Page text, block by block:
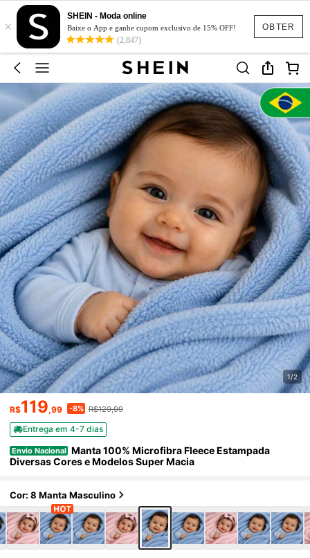
OBTER
×
SHEIN - Moda online
Baixe o App e ganhe cupom exclusivo de 15% OFF!
(2,847)
1/2
R$119,99 -8% R$129,99
Entrega em 4-7 dias
Envio Nacional Manta 100% Microfibra Fleece Estampada
Diversas Cores e Modelos Super Macia
Cor: 8 Manta Masculino